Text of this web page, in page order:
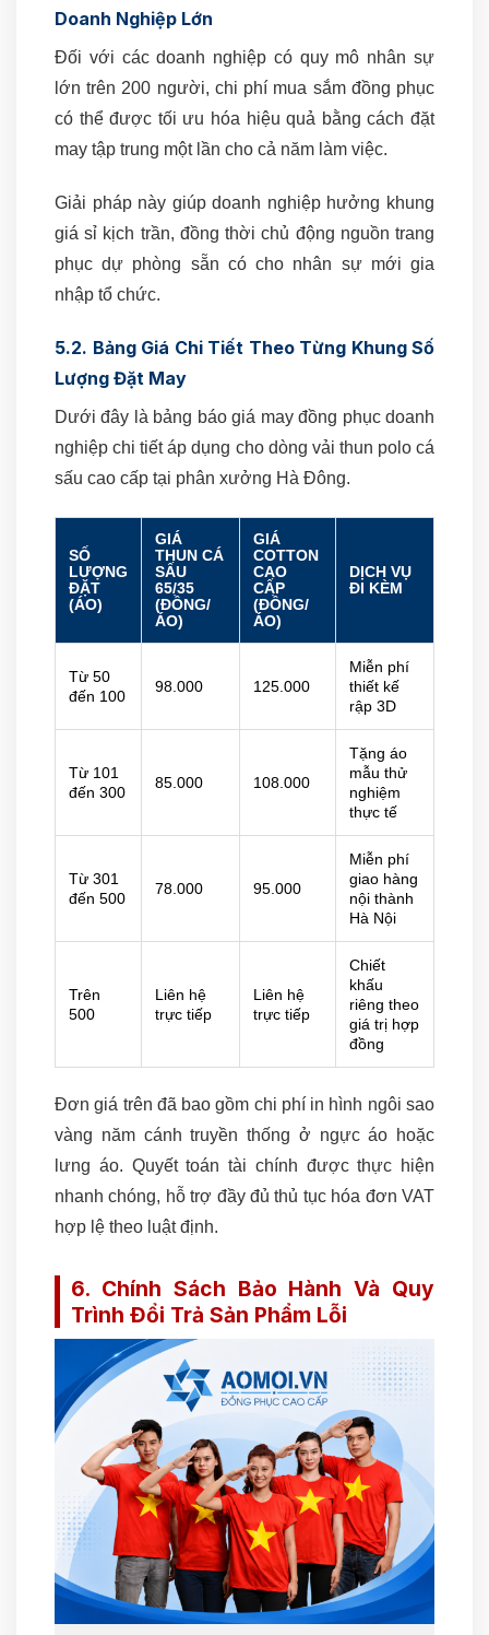
Doanh Nghiệp Lớn
Đối với các doanh nghiệp có quy mô nhân sự
lớn trên 200 người, chi phí mua sắm đồng phục
có thể được tối ưu hóa hiệu quả bằng cách đặt
may tập trung một lần cho cả năm làm việc.
Giải pháp này giúp doanh nghiệp hưởng khung
giá sỉ kịch trần, đồng thời chủ động nguồn trang
phục dự phòng sẵn có cho nhân sự mới gia
nhập tổ chức.
5.2. Bảng Giá Chi Tiết Theo Từng Khung Số
Lượng Đặt May
Dưới đây là bảng báo giá may đồng phục doanh
nghiệp chi tiết áp dụng cho dòng vải thun polo cá
sấu cao cấp tại phân xưởng Hà Đông.
SỐ
LƯỢNG
ĐẶT
(ÁO)
GIÁ
THUN CÁ
SẤU
65/35
(ĐỒNG/
ÁO)
GIÁ
COTTON
CAO
CẤP
(ĐỒNG/
ÁO)
DỊCH VỤ
ĐI KÈM
Từ 50
đến 100
98.000 125.000
Miễn phí
thiết kế
rập 3D
Từ 101
đến 300
85.000 108.000
Tặng áo
mẫu thử
nghiệm
thực tế
Từ 301
đến 500
78.000 95.000
Miễn phí
giao hàng
nội thành
Hà Nội
Trên
500
Liên hệ
trực tiếp
Liên hệ
trực tiếp
Chiết
khấu
riêng theo
giá trị hợp
đồng
Đơn giá trên đã bao gồm chi phí in hình ngôi sao
vàng năm cánh truyền thống ở ngực áo hoặc
lưng áo. Quyết toán tài chính được thực hiện
nhanh chóng, hỗ trợ đầy đủ thủ tục hóa đơn VAT
hợp lệ theo luật định.
6. Chính Sách Bảo Hành Và Quy
Trình Đổi Trả Sản Phẩm Lỗi